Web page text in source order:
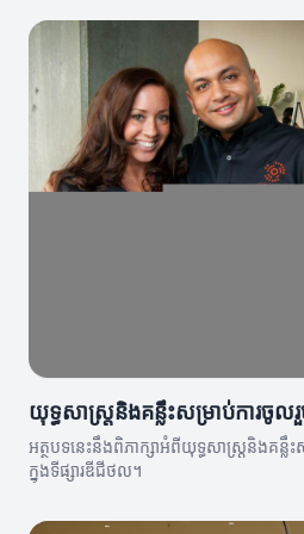
យុទ្ធសាស្ត្រនិងគន្លឹះសម្រាប់ការចូល
អត្ថបទនេះនឹងពិភាក្សាអំពីយុទ្ធសាស្ត្រនិងគន្លឹ
ក្នុងទីផ្សារឌីជីថល។